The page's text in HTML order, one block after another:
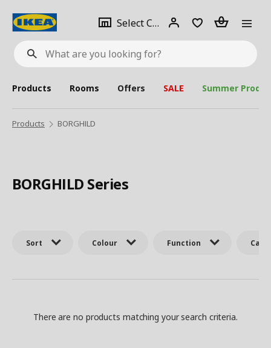
What
are
looking
for?
Select City Select
city
Login Piece(s)
Products Rooms Offers SALE Summer
Products BORGHILD
BORGHILD Series
Sort Colour Function
There are no products matching your search criteria.